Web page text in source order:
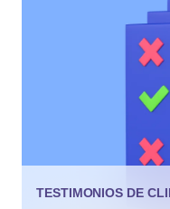
TESTIMONIOS DE